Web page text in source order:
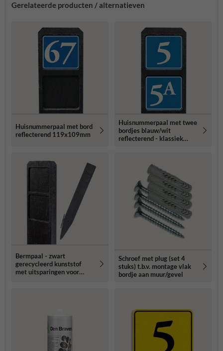
Gerelateerde producten / alternatieven
Huisnummerpaal met bord
reflecterend 119x109mm
Huisnummerpaal met twee
bordjes blauw/wit
reflecterend - klassiek
Bermpaal - zwart
gerecycleerd kunststof
met uitsparingen voor
Schroef met plug (set 4
stuks) t.b.v. montage vlak
bordje aan muur/gevel